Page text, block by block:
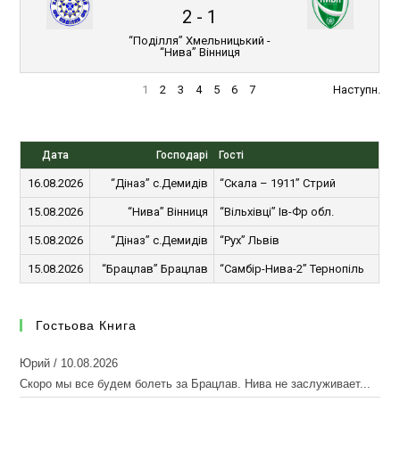
2 - 1
“Поділля” Хмельницький -
“Нива” Вінниця
1 2 3 4 5 6 7 Наступн.
Дата Господарі Гості
16.08.2026 “Діназ” с.Демидів “Скала – 1911” Стрий
15.08.2026 “Нива” Вінниця “Вільхівці” Ів-Фр обл.
15.08.2026 “Діназ” с.Демидів “Рух” Львів
15.08.2026 “Брацлав” Брацлав “Самбір-Нива-2” Тернопіль
Гостьова Книга
Юрий / 10.08.2026
Скоро мы все будем болеть за Брацлав. Нива не заслуживает...